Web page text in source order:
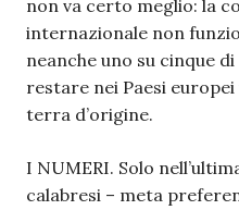
non va certo meglio: la
internazionale non
neanche uno su cinque
restare nei Paesi
terra d’origine.
I NUMERI. Solo
calabresi – meta